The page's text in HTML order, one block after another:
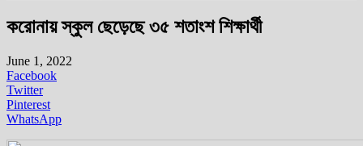
করোনায় স্কুল ছেড়েছে ৩৫ শতাংশ শিক্ষার্থী
June 1, 2022
Facebook
Twitter
Pinterest
WhatsApp